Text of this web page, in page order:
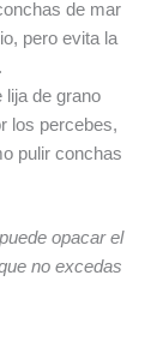
de mar
pero evita la
lija de grano
los percebes,
pulir conchas
opacar el
no excedas